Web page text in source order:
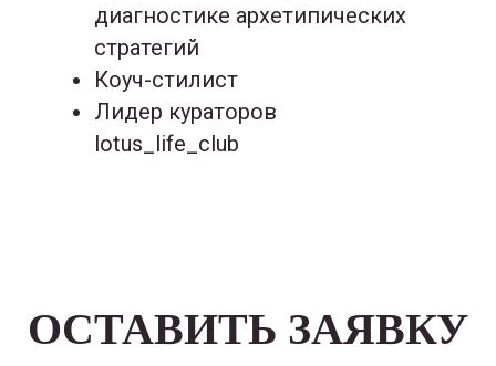
диагностике архетипических
стратегий
Коуч-стилист
Лидер кураторов
lotus_life_club
ОСТАВИТЬ ЗАЯВКУ